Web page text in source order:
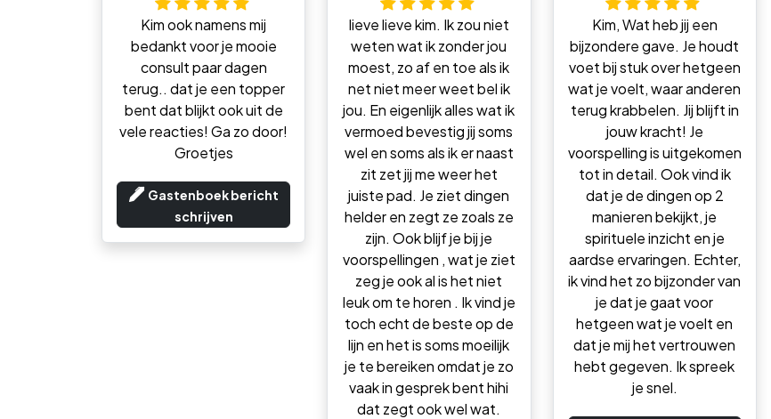
Kim ook namens mij
bedankt voor je mooie
consult paar dagen
terug.. dat je een topper
bent dat blijkt ook uit de
vele reacties! Ga zo door!
Groetjes
Gastenboek bericht
schrijven
lieve lieve kim. Ik zou niet
weten wat ik zonder jou
moest, zo af en toe als ik
net niet meer weet bel ik
jou. En eigenlijk alles wat ik
vermoed bevestig jij soms
wel en soms als ik er naast
zit zet jij me weer het
juiste pad. Je ziet dingen
helder en zegt ze zoals ze
zijn. Ook blijf je bij je
voorspellingen , wat je ziet
zeg je ook al is het niet
leuk om te horen . Ik vind je
toch echt de beste op de
lijn en het is soms moeilijk
je te bereiken omdat je zo
vaak in gesprek bent hihi
dat zegt ook wel wat.
Kim, Wat heb jij een
bijzondere gave. Je houdt
voet bij stuk over hetgeen
wat je voelt, waar anderen
terug krabbelen. Jij blijft in
jouw kracht! Je
voorspelling is uitgekomen
tot in detail. Ook vind ik
dat je de dingen op 2
manieren bekijkt, je
spirituele inzicht en je
aardse ervaringen. Echter,
ik vind het zo bijzonder van
je dat je gaat voor
hetgeen wat je voelt en
dat je mij het vertrouwen
hebt gegeven. Ik spreek
je snel.